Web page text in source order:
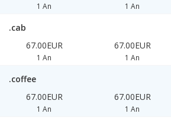
1 An 1 An
.cab
67.00EUR
1 An
67.00EUR
1 An
.coffee
67.00EUR
1 An
67.00EUR
1 An